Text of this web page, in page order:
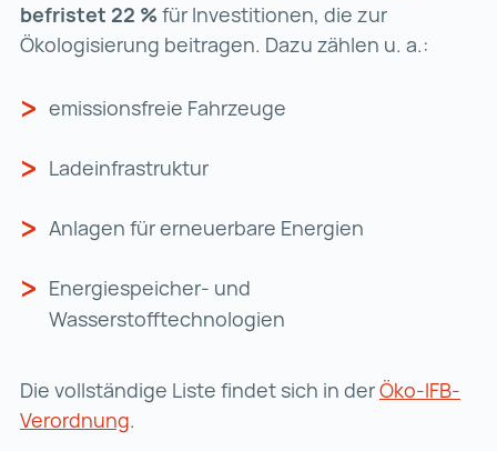
befristet 22 % für Investitionen, die zur
Ökologisierung beitragen. Dazu zählen u. a.:
emissionsfreie Fahrzeuge
Ladeinfrastruktur
Anlagen für erneuerbare Energien
Energiespeicher- und
Wasserstofftechnologien
Die vollständige Liste findet sich in derÖko-IFB-
VerordnungÖko-IFB-Verordnung (wird in einer
.